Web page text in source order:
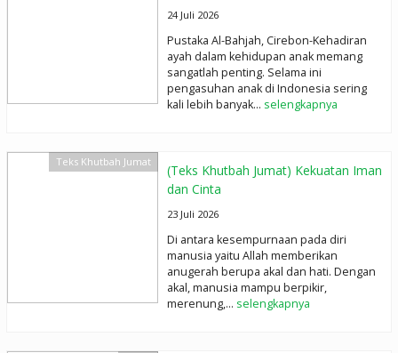
24 Juli 2026
Pustaka Al-Bahjah, Cirebon-Kehadiran
ayah dalam kehidupan anak memang
sangatlah penting. Selama ini
pengasuhan anak di Indonesia sering
kali lebih banyak... selengkapnya
Teks Khutbah Jumat
(Teks Khutbah Jumat) Kekuatan Iman
dan Cinta
23 Juli 2026
Di antara kesempurnaan pada diri
manusia yaitu Allah memberikan
anugerah berupa akal dan hati. Dengan
akal, manusia mampu berpikir,
merenung,... selengkapnya